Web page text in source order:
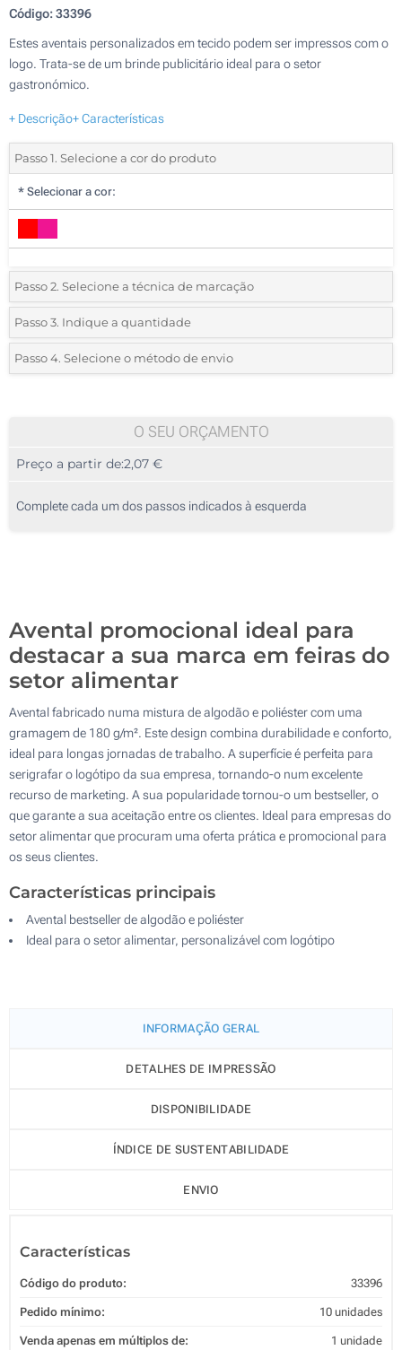
Código:33396
Estes aventais personalizados em tecido podem ser impressos com o
logo. Trata-se de um brinde publicitário ideal para o setor
gastronómico.
+ Descrição+ Características
Passo 1. Selecione a cor do produto
* Selecionar a cor:
Passo 2. Selecione a técnica de marcação
*Selecione o tipo de marcação e as cores do logotipo:
1 Cor (Na frente)
Passo 3. Indique a quantidade
*Quantidade mínima:10
20
50
Passo 4. Selecione o método de envio
O SEU ORÇAMENTO
Preço a partir de:2,07 €
Complete cada um dos passos indicados à esquerda
Avental promocional ideal para
destacar a sua marca em feiras do
setor alimentar
Avental fabricado numa mistura de algodão e poliéster com uma
gramagem de 180 g/m². Este design combina durabilidade e conforto,
ideal para longas jornadas de trabalho. A superfície é perfeita para
serigrafar o logótipo da sua empresa, tornando-o num excelente
recurso de marketing. A sua popularidade tornou-o um bestseller, o
que garante a sua aceitação entre os clientes. Ideal para empresas do
setor alimentar que procuram uma oferta prática e promocional para
os seus clientes.
Características principais
Avental bestseller de algodão e poliéster
Ideal para o setor alimentar, personalizável com logótipo
INFORMAÇÃO GERAL
DETALHES DE IMPRESSÃO
DISPONIBILIDADE
ÍNDICE DE SUSTENTABILIDADE
ENVIO
Características
Código do produto: 33396
Pedido mínimo: 10 unidades
Venda apenas em múltiplos de: 1 unidade